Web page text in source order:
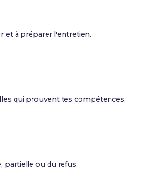
et à préparer l'entretien.
qui prouvent tes compétences.
partielle ou du refus.